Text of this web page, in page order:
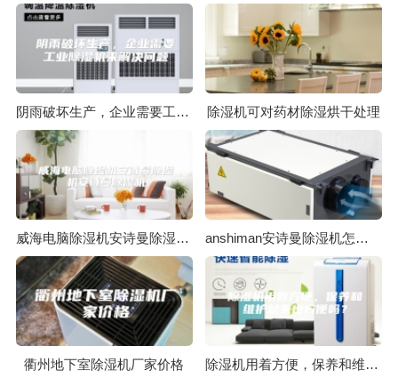
阴雨破坏生产，企业需要工业除湿机来解决问题 除湿机可对药材除湿烘干处理
威海电脑除湿机安诗曼除湿机安诗曼除湿机 anshiman安诗曼除湿机怎么样？
衢州地下室除湿机厂家价格 除湿机用着方便，保养和维护起来也方便吗？